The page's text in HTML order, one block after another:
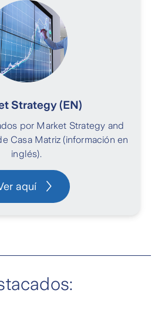
Strategy (EN)
por Market Strategy and
Casa Matriz (información en
inglés).
aquí